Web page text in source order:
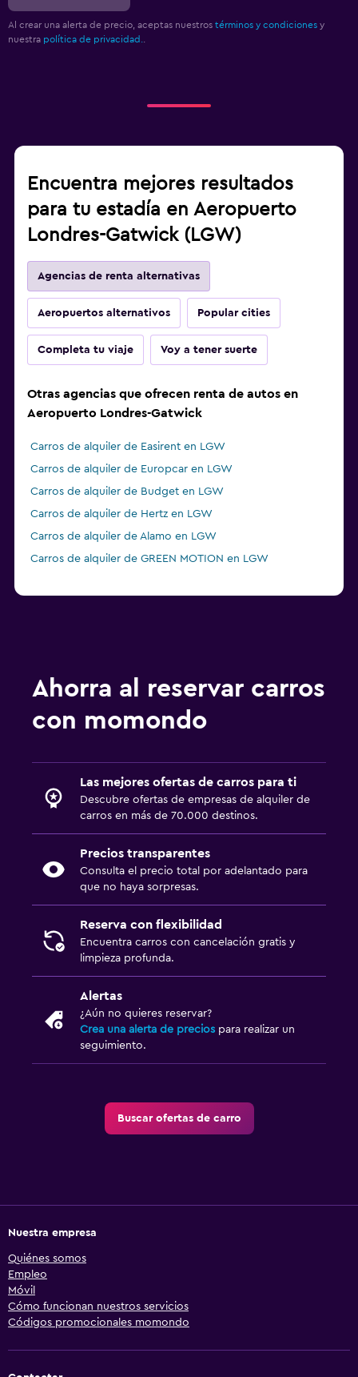
Al crear una alerta de precio, aceptas nuestros términos y condiciones y
nuestra política de privacidad..
Encuentra mejores resultados
para tu estadía en Aeropuerto
Londres-Gatwick (LGW)
Agencias de renta alternativas
Aeropuertos alternativos Popular cities
Completa tu viaje Voy a tener suerte
Otras agencias que ofrecen renta de autos en
Aeropuerto Londres-Gatwick
Carros de alquiler de Easirent en LGW
Carros de alquiler de Europcar en LGW
Carros de alquiler de Budget en LGW
Carros de alquiler de Hertz en LGW
Carros de alquiler de Alamo en LGW
Carros de alquiler de GREEN MOTION en LGW
Ahorra al reservar carros
con momondo
Las mejores ofertas de carros para ti
Descubre ofertas de empresas de alquiler de
carros en más de 70.000 destinos.
Precios transparentes
Consulta el precio total por adelantado para
que no haya sorpresas.
Reserva con flexibilidad
Encuentra carros con cancelación gratis y
limpieza profunda.
Alertas
¿Aún no quieres reservar?
Crea una alerta de precios para realizar un
seguimiento.
Buscar ofertas de carro
Nuestra empresa
Quiénes somos
Empleo
Móvil
Cómo funcionan nuestros servicios
Códigos promocionales momondo